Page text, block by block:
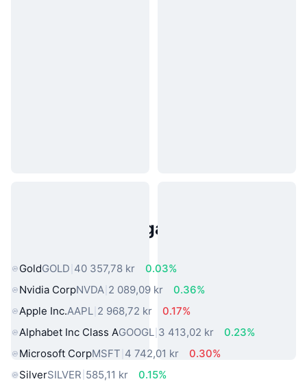
Populära tillgångar från den
GoldGOLD 40 357,78 kr
0.03%
Nvidia CorpNVDA 2 089,09 kr
0.36%
Apple Inc.AAPL 2 968,72 kr
0.17%
Alphabet Inc Class AGOOGL 3 413,02 kr
0.23%
Microsoft CorpMSFT 4 742,01 kr
0.30%
SilverSILVER 585,11 kr
0.15%